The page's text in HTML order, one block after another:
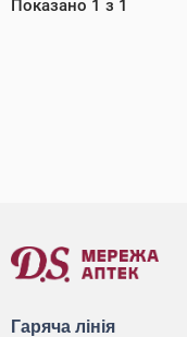
Показано 1 з 1
Гаряча лінія